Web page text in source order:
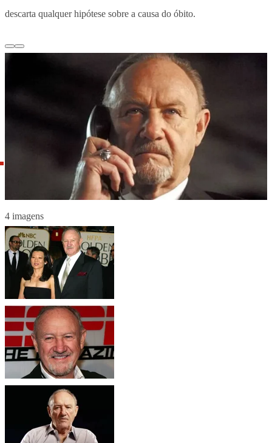
descarta qualquer hipótese sobre a causa do óbito.
4 imagens